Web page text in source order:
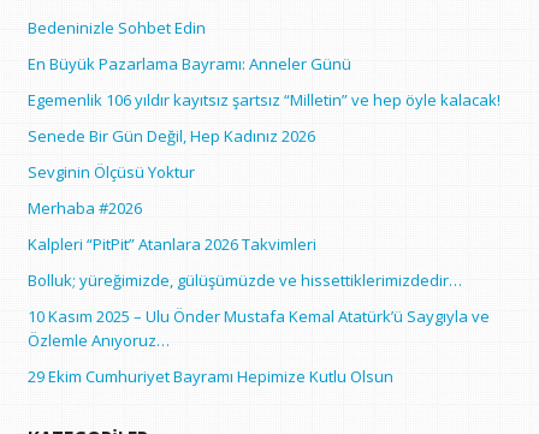
Bedeninizle Sohbet Edin
En Büyük Pazarlama Bayramı: Anneler Günü
Egemenlik 106 yıldır kayıtsız şartsız “Milletin” ve hep öyle kalacak!
Senede Bir Gün Değil, Hep Kadınız 2026
Sevginin Ölçüsü Yoktur
Merhaba #2026
Kalpleri “PitPit” Atanlara 2026 Takvimleri
Bolluk; yüreğimizde, gülüşümüzde ve hissettiklerimizdedir…
10 Kasım 2025 – Ulu Önder Mustafa Kemal Atatürk’ü Saygıyla ve
Özlemle Anıyoruz…
29 Ekim Cumhuriyet Bayramı Hepimize Kutlu Olsun